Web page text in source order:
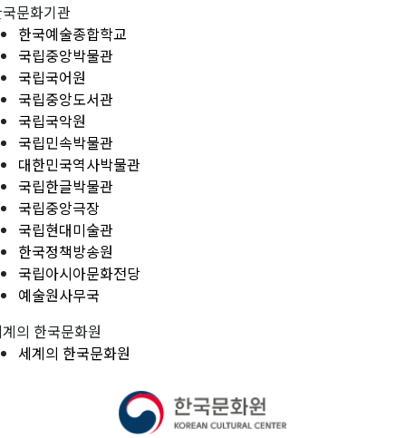
문화기관
한국예술종합학교
국립중앙박물관
국립국어원
국립중앙도서관
국립국악원
국립민속박물관
대한민국역사박물관
국립한글박물관
국립중앙극장
국립현대미술관
한국정책방송원
국립아시아문화전당
예술원사무국
의 한국문화원
세계의 한국문화원